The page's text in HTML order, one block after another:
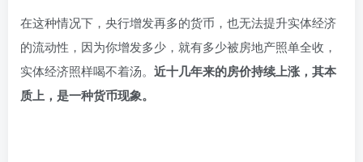
在这种情况下，央行增发再多的货币，也无法提升实体经济
的流动性，因为你增发多少，就有多少被房地产照单全收，
实体经济照样喝不着汤。 近十几年来的房价持续上涨，其本
质上，是一种货币现象。